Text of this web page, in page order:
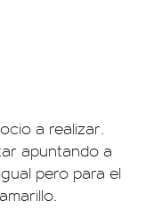
a realizar.
apuntando a
pero para el